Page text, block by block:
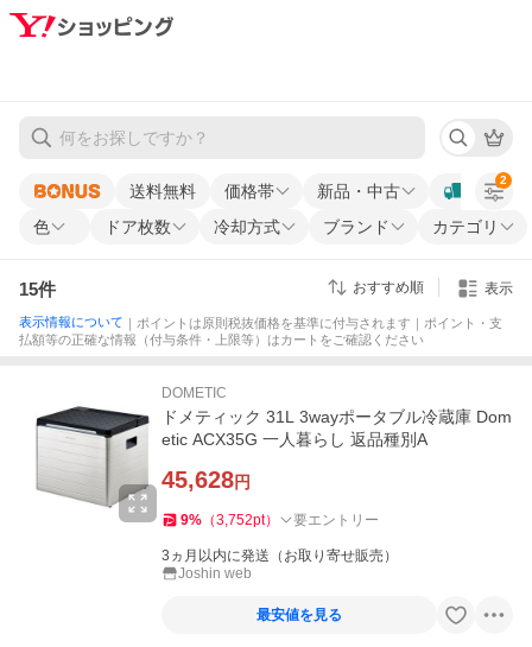
送料無料 価格帯
新品・中古
色
ドア枚数 冷却方式 ブランド カテゴリ
2
15件 おすすめ順 表示
表示情報について ｜ポイントは原則税抜価格を基準に付与されます｜ポイント・支
払額等の正確な情報（付与条件・上限等）はカートをご確認ください
DOMETIC
ドメティック 31L 3wayポータブル冷蔵庫 Dom
etic ACX35G 一人暮らし 返品種別A
45,628円
9% （3,752pt） 要エントリー
3ヵ月以内に発送（お取り寄せ販売）
Joshin web
最安値を見る